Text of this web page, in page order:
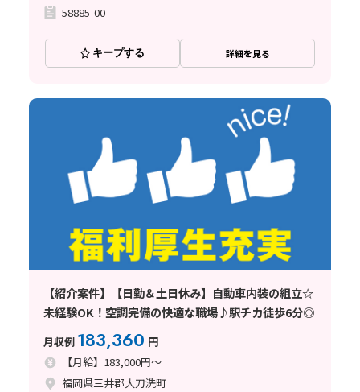
58885-00
キープする 詳細を見る
【紹介案件】【日勤＆土日休み】自動車内装の組立☆
未経験OK！空調完備の快適な職場♪駅チカ徒歩6分◎
月収例 183,360 円
【月給】183,000円～
福岡県三井郡大刀洗町